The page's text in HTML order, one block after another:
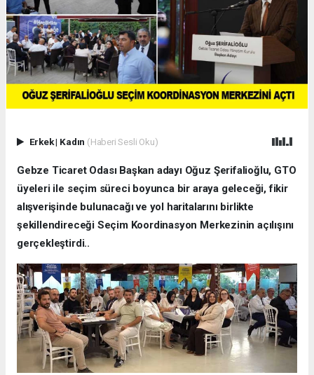
Erkek| Kadın (Haberi Sesli Oku)
Gebze Ticaret Odası Başkan adayı Oğuz Şerifalioğlu, GTO
üyeleri ile seçim süreci boyunca bir araya geleceği, fikir
alışverişinde bulunacağı ve yol haritalarını birlikte
şekillendireceği Seçim Koordinasyon Merkezinin açılışını
gerçekleştirdi..